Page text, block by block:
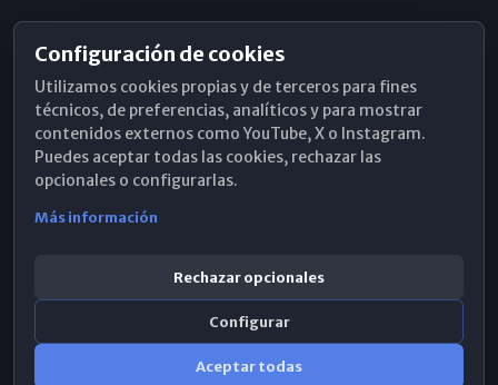
Horarios de Misa
Hemeroteca
WhatsApp
Configuración de cookies
Utilizamos cookies propias y de terceros para fines
técnicos, de preferencias, analíticos y para mostrar
contenidos externos como YouTube, X o Instagram.
Puedes aceptar todas las cookies, rechazar las
opcionales o configurarlas.
Más información
Rechazar opcionales
Configurar
Aceptar todas